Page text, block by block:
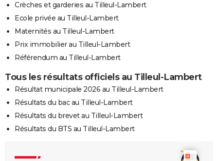
Crèches et garderies au Tilleul-Lambert
Ecole privée au Tilleul-Lambert
Maternités au Tilleul-Lambert
Prix immobilier au Tilleul-Lambert
Référendum au Tilleul-Lambert
Tous les résultats officiels au Tilleul-Lambert
Résultat municipale 2026 au Tilleul-Lambert
Résultats du bac au Tilleul-Lambert
Résultats du brevet au Tilleul-Lambert
Résultats du BTS au Tilleul-Lambert